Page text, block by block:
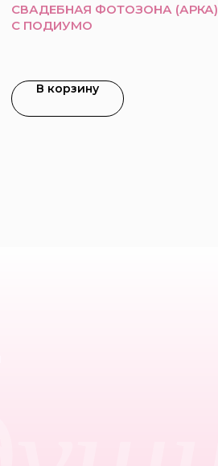
СВАДЕБНАЯ ФОТОЗОНА (АРКА)
С ПОДИУМО
В корзину